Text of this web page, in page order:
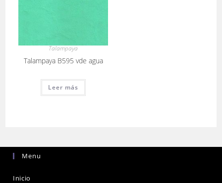
Talampaya
Talampaya B595 vde agua
Leer más
Menu
Inicio